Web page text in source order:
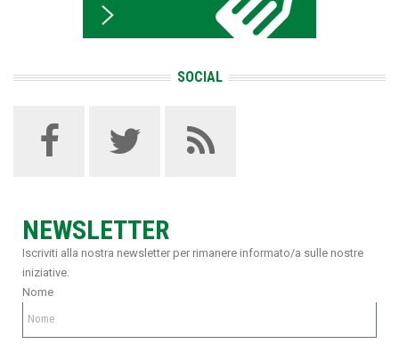
SOCIAL
NEWSLETTER
Iscriviti alla nostra newsletter per rimanere informato/a sulle nostre
iniziative.
Nome